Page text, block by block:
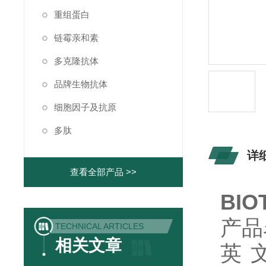
重组蛋白
链霉亲和素
多克隆抗体
品牌生物抗体
细胞因子及抗原
多肽
查看全部产品 >>
TECHNICAL ARTICLES
相关文章
详
产
英